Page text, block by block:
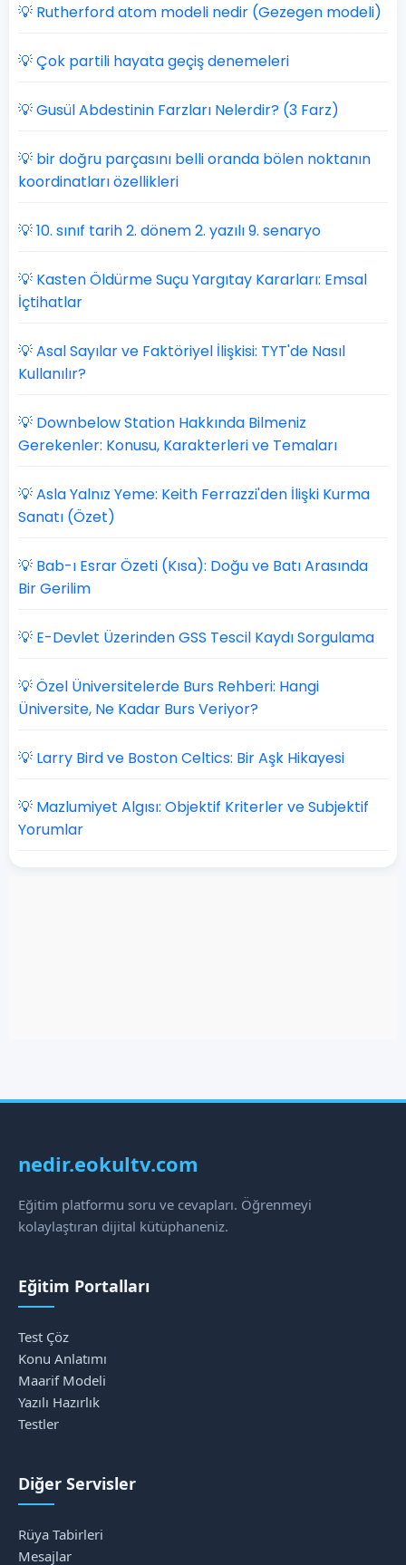
💡 Rutherford atom modeli nedir (Gezegen modeli)
💡 Çok partili hayata geçiş denemeleri
💡 Gusül Abdestinin Farzları Nelerdir? (3 Farz)
💡 bir doğru parçasını belli oranda bölen noktanın
koordinatları özellikleri
💡 10. sınıf tarih 2. dönem 2. yazılı 9. senaryo
💡 Kasten Öldürme Suçu Yargıtay Kararları: Emsal
İçtihatlar
💡 Asal Sayılar ve Faktöriyel İlişkisi: TYT'de Nasıl
Kullanılır?
💡 Downbelow Station Hakkında Bilmeniz
Gerekenler: Konusu, Karakterleri ve Temaları
💡 Asla Yalnız Yeme: Keith Ferrazzi'den İlişki Kurma
Sanatı (Özet)
💡 Bab-ı Esrar Özeti (Kısa): Doğu ve Batı Arasında
Bir Gerilim
💡 E-Devlet Üzerinden GSS Tescil Kaydı Sorgulama
💡 Özel Üniversitelerde Burs Rehberi: Hangi
Üniversite, Ne Kadar Burs Veriyor?
💡 Larry Bird ve Boston Celtics: Bir Aşk Hikayesi
💡 Mazlumiyet Algısı: Objektif Kriterler ve Subjektif
Yorumlar
nedir.eokultv.com
Eğitim platformu soru ve cevapları. Öğrenmeyi
kolaylaştıran dijital kütüphaneniz.
Eğitim Portalları
Test Çöz
Konu Anlatımı
Maarif Modeli
Yazılı Hazırlık
Testler
Diğer Servisler
Rüya Tabirleri
Mesajlar